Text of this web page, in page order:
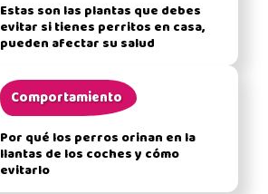
Estas son las plantas que debes
evitar si tienes perritos en casa,
pueden afectar su salud
Comportamiento
Por qué los perros orinan en la
llantas de los coches y cómo
evitarlo